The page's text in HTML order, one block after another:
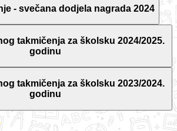
- svečana dodjela nagrada 2024
takmičenja za školsku 2024/2025.
godinu
takmičenja za školsku 2023/2024.
godinu